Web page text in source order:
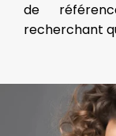
de
recherchant